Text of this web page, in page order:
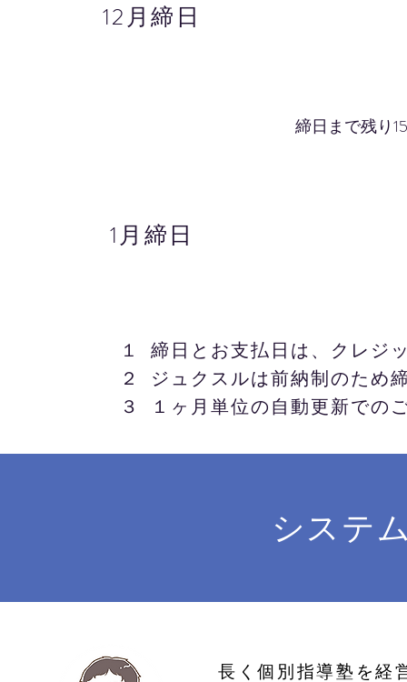
12月締日
締日まで残り
1月締日
１ 締日とお支払日は、クレジ
２ ジュクスルは前納制のため
３ １ヶ月単位の自動更新での
システ
長く個別指導塾を経